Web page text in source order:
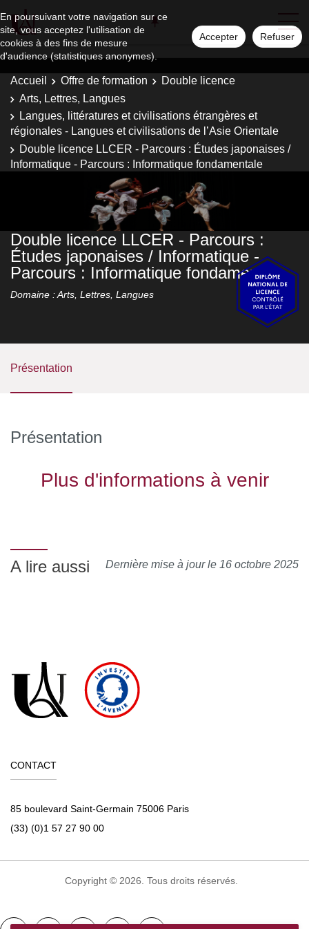
En poursuivant votre navigation sur ce
site, vous acceptez l'utilisation de
cookies à des fins de mesure
d'audience (statistiques anonymes).
Accepter Refuser
Accueil Offre de formation
Double licence
Arts, Lettres, Langues
Langues, littératures et civilisations étrangères et
régionales - Langues et civilisations de l’Asie Orientale
Double licence LLCER - Parcours : Études japonaises /
Informatique - Parcours : Informatique fondamentale
Double licence LLCER - Parcours :
Études japonaises / Informatique -
Parcours : Informatique fondamentale
Domaine : Arts, Lettres, Langues
Présentation
Présentation
Plus d'informations à venir
Dernière mise à jour le 16 octobre 2025
A lire aussi
CONTACT
85 boulevard Saint-Germain 75006 Paris
(33) (0)1 57 27 90 00
Copyright © 2026. Tous droits réservés.